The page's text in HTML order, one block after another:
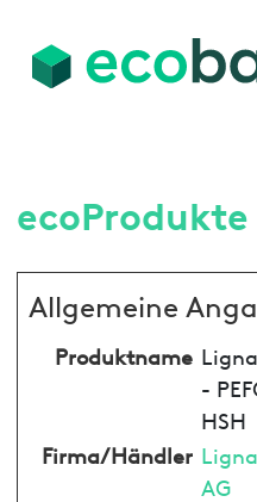
ecoProdukte
Allgemeine
Produktname
-
HSH
Firma/Händler
AG